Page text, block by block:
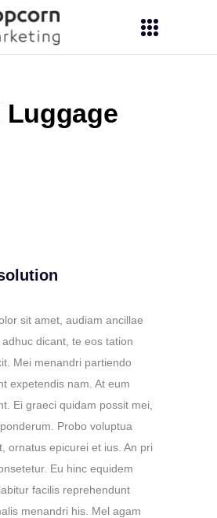
Luggage
sit amet, audiam ancillae
dicant, te eos tation
Mei menandri partiendo
expetendis nam. At eum
Ei graeci quidam possit mei,
Probo voluptua
ornatus epicurei et ius. An pri
Eu hinc equidem
facilis reprehendunt
menandri his. Mel agam